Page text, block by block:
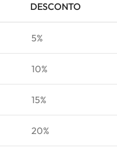
DESCONTO
5%
10%
15%
20%